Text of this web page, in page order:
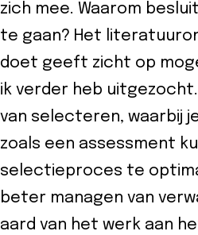
zich mee. Waarom
te gaan? Het
doet geeft zicht op
ik verder heb
van selecteren, waarbij
zoals een assessment
selectieproces te
beter managen van
aard van het werk aan